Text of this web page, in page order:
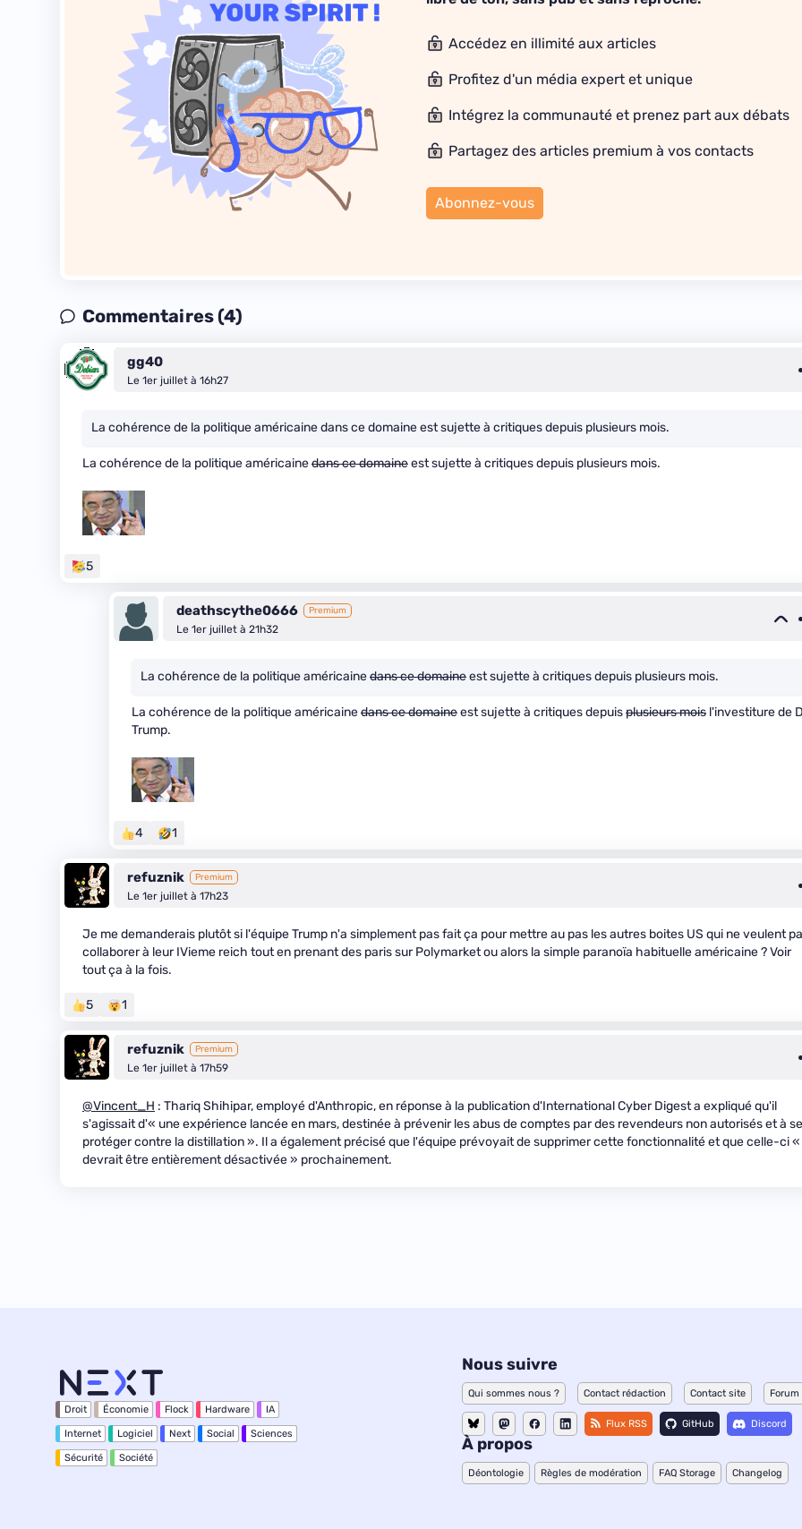
Accédez en illimité aux articles
Profitez d'un média expert et unique
Intégrez la communauté et prenez part aux débats
Partagez des articles premium à vos contacts
Abonnez-vous
Commentaires (4)
gg40
Le 1er juillet à 16h27
La cohérence de la politique américaine dans ce domaine est sujette à critiques depuis plusieurs mois.
La cohérence de la politique américainedans ce domaineest sujette à critiques depuis plusieurs mois.
5
deathscythe0666 Premium
Le 1er juillet à 21h32
La cohérence de la politique américainedans ce domaineest sujette à critiques depuis plusieurs mois.
La cohérence de la politique américainedans ce domaineest sujette à critiques depuisplusieurs mois l'investiture de
Trump.
4 1
refuznik Premium
Le 1er juillet à 17h23
Je me demanderais plutôt si l'équipe Trump n'a simplement pas fait ça pour mettre au pas les autres boites US qui ne veulent
collaborer à leur IVieme reich tout en prenant des paris sur Polymarket ou alors la simple paranoïa habituelle américaine ? Voir
tout ça à la fois.
5 1
refuznik Premium
Le 1er juillet à 17h59
@Vincent_H : Thariq Shihipar, employé d'Anthropic, en réponse à la publication d'International Cyber ​​Digest a expliqué qu'il
s'agissait d'« une expérience lancée en mars, destinée à prévenir les abus de comptes par des revendeurs non autorisés et à se
protéger contre la distillation ». Il a également précisé que l'équipe prévoyait de supprimer cette fonctionnalité et que celle-ci «
devrait être entièrement désactivée » prochainement.
Droit Économie Flock Hardware IA
Internet Logiciel Next Social Sciences
Sécurité Société
Nous suivre
Qui sommes nous ? Contact rédaction Contact site Forum
Flux RSS GitHub Discord
À propos
Déontologie Règles de modération FAQ Storage Changelog